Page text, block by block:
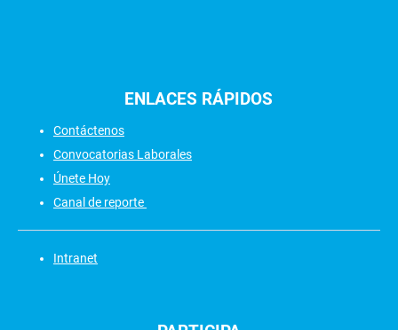
ENLACES RÁPIDOS
Contáctenos
Convocatorias Laborales
Únete Hoy
Canal de reporte
Intranet